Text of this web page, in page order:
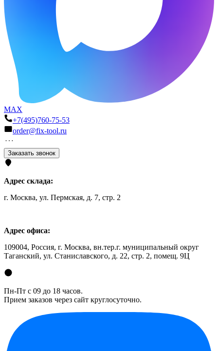
MAX
+7(495)760-75-53
order@fix-tool.ru
Заказать звонок
Адрес склада:
г. Москва, ул. Пермская, д. 7, стр. 2
Адрес офиса:
109004, Россия, г. Москва, вн.тер.г. муниципальный округ
Таганский, ул. Станиславского, д. 22, стр. 2, помещ. 9Ц
Пн-Пт с 09 до 18 часов.
Прием заказов через сайт круглосуточно.